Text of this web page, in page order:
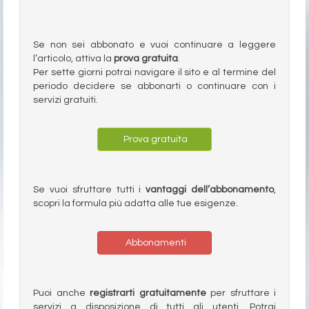
Se non sei abbonato e vuoi continuare a leggere
l’articolo, attiva la prova gratuita.
Per sette giorni potrai navigare il sito e al termine del
periodo decidere se abbonarti o continuare con i
servizi gratuiti.
Prova gratuita
Se vuoi sfruttare tutti ivantaggi dell’abbonamento,
scopri la formula più adatta alle tue esigenze.
Abbonamenti
Puoi anche registrarti gratuitamenteper sfruttare i
servizi a disposizione di tutti gli utenti. Potrai